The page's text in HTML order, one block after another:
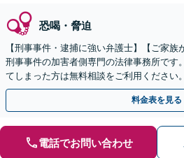
恐喝・脅迫
【刑事事件・逮捕に強い弁護士】【ご家族
刑事事件の加害者側専門の法律事務所です
てしまった方は無料相談をご利用ください
対応】【弁護士待機中/当日中の電話相談可
料金表を見る
電話でお問い合わせ